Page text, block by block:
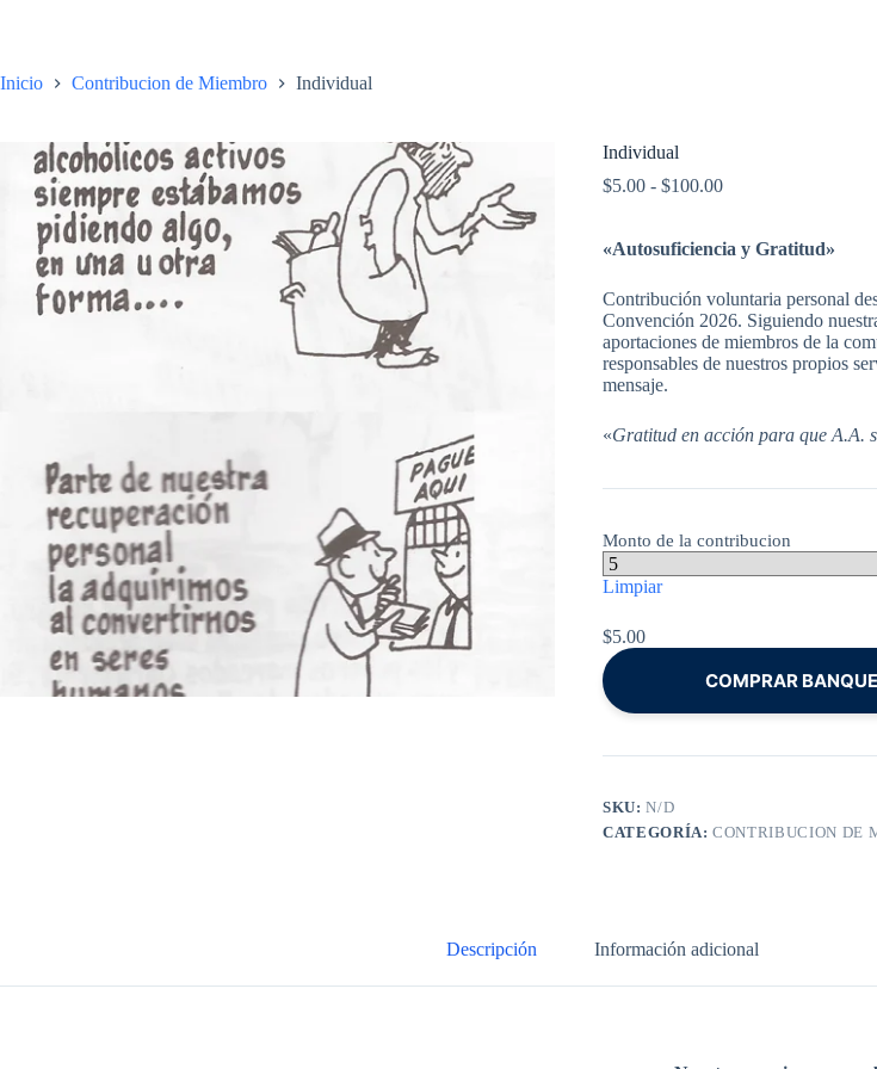
Inicio Contribucion de Miembro Individual
Individual
$5.00 - $100.00Rango
desde
hasta
$100.00
«Autosuficiencia y Gratitud»
Contribución voluntaria personal
Convención 2026. Siguiendo
aportaciones de miembros de la
responsables de nuestros propios
mensaje.
«Gratitud en acción para que A.A.
Monto de la contribucion
Limpiar
$5.00
COMPRAR
SKU:N/D
CATEGORÍA:CONTRIBUCION DE
Descripción Información adicional